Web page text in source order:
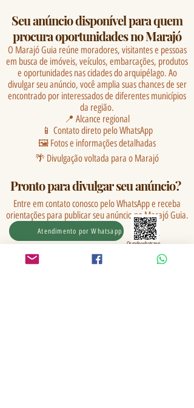
Seu anúncio disponível para quem
procura oportunidades no Marajó
O Marajó Guia reúne moradores, visitantes e pessoas
em busca de imóveis, veículos, embarcações, produtos
e oportunidades nas cidades do arquipélago. Ao
divulgar seu anúncio, você amplia suas chances de ser
encontrado por interessados de diferentes municípios
da região.
📍 Alcance regional
📱 Contato direto pelo WhatsApp
🖼️ Fotos e informações detalhadas
🌴 Divulgação voltada para o Marajó
Pronto para divulgar seu anúncio?
Entre em contato conosco pelo WhatsApp e receba
orientações para publicar seu anúncio no Marajó Guia.
Qr code whatsapp
Atendimento por Whatsapp